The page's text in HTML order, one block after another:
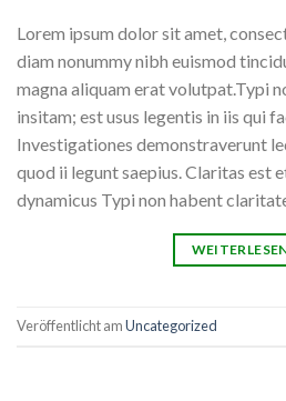
Lorem ipsum dolor sit amet,
diam nonummy nibh euismod
magna aliquam erat volutpat.Typi
insitam; est usus legentis in iis qui
Investigationes demonstraverunt
quod ii legunt saepius. Claritas est
dynamicus Typi non habent
Veröffentlicht amUncategorized